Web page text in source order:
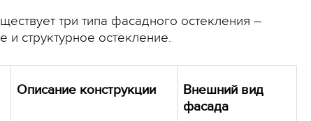
три типа фасадного остекления –
и структурное остекление.
Описание конструкции
Внешний вид
фасада